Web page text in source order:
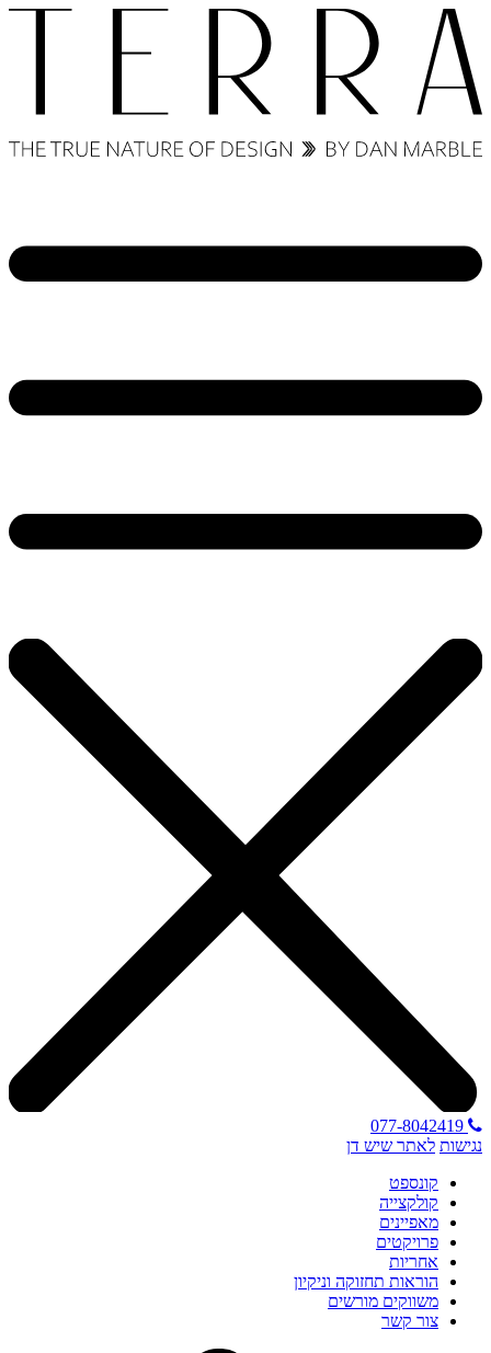
077-8042419
נגישות לאתר שיש דן
קונספט
קולקצייה
מאפיינים
פרויקטים
אחריות
הוראות תחזוקה וניקיון
משווקים מורשים
צור קשר